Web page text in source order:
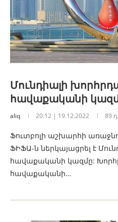
Մունդիալի
հավաքականի
aliq 20:12 | 19.12.2022 89
Ֆուտբոլի աշխարհի
ՖԻՖԱ-ն ներկայացրել է
հավաքականի կազմը:
հավաքականի…